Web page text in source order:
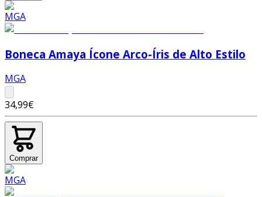
Boneca Amaya Ícone Arco-Íris de Alto Estilo
MGA
34,99€
Comprar